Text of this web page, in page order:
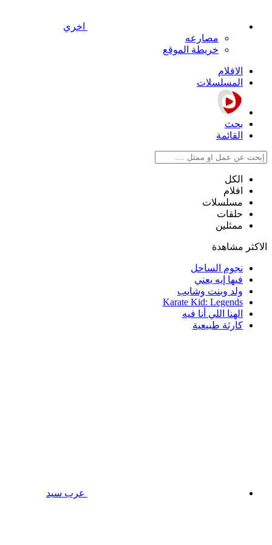
اخري
مصارعه
خريطة الموقع
الافلام
المسلسلات
بحث
القائمة
الكل
افلام
مسلسلات
حلقات
ممثلين
الاكثر مشاهدة
نجوم الساحل
فيها إيه يعني
ولد وبنت وشايب
Karate Kid: Legends
الهنا اللي أنا فيه
كارثة طبيعية
عرب سيد